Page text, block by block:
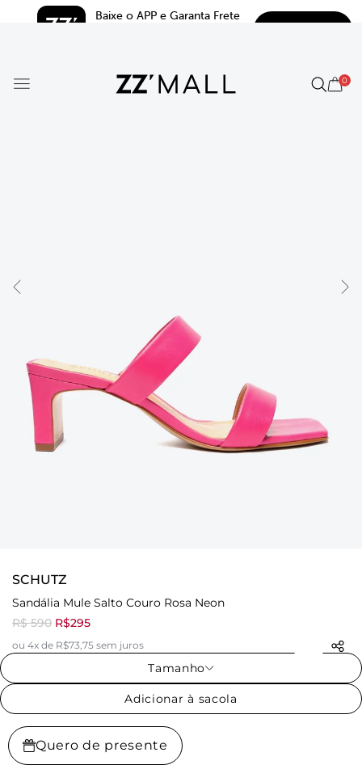
Baixe o APP e Garanta Frete
0
SCHUTZ
Sandália Mule Salto Couro Rosa Neon
R$ 590 R$295
ou 4x de R$73,75 sem juros
Tamanho
Adicionar à sacola
Quero de presente